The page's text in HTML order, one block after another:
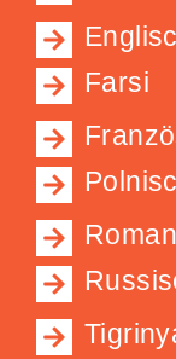
Farsi